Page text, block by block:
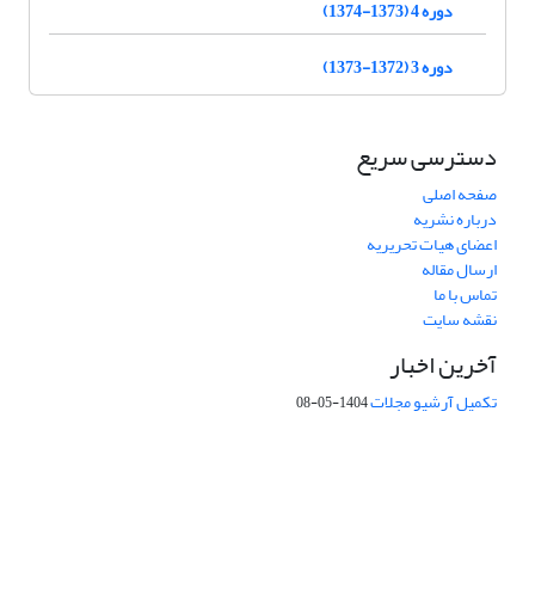
دوره 4 (1373-1374)
دوره 3 (1372-1373)
دسترسی سریع
صفحه اصلی
درباره نشریه
اعضای هیات تحریریه
ارسال مقاله
تماس با ما
نقشه سایت
آخرین اخبار
تکمیل آرشیو مجلات1404-05-08